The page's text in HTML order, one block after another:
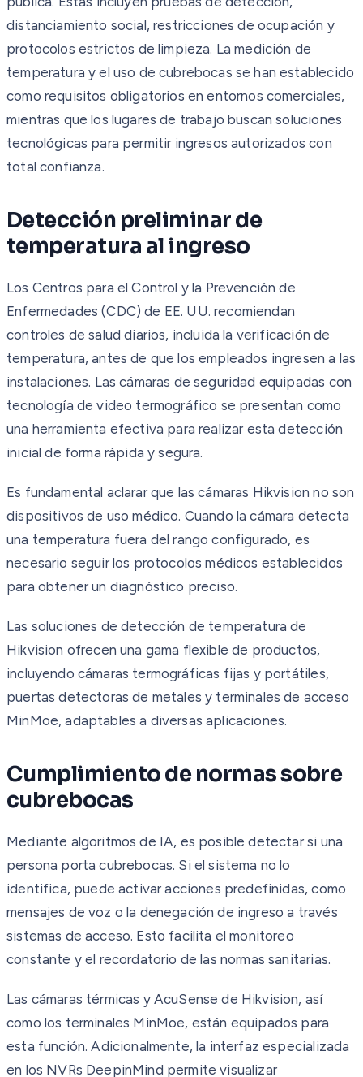
distanciamiento social, restricciones de ocupación y
protocolos estrictos de limpieza. La medición de
temperatura y el uso de cubrebocas se han establecido
como requisitos obligatorios en entornos comerciales,
mientras que los lugares de trabajo buscan soluciones
tecnológicas para permitir ingresos autorizados con
total confianza.
Detección preliminar de
temperatura al ingreso
Los Centros para el Control y la Prevención de
Enfermedades (CDC) de EE. UU. recomiendan
controles de salud diarios, incluida la verificación de
temperatura, antes de que los empleados ingresen a las
instalaciones. Las cámaras de seguridad equipadas con
tecnología de video termográfico se presentan como
una herramienta efectiva para realizar esta detección
inicial de forma rápida y segura.
Es fundamental aclarar que las cámaras Hikvision no son
dispositivos de uso médico. Cuando la cámara detecta
una temperatura fuera del rango configurado, es
necesario seguir los protocolos médicos establecidos
para obtener un diagnóstico preciso.
Las soluciones de detección de temperatura de
Hikvision ofrecen una gama flexible de productos,
incluyendo cámaras termográficas fijas y portátiles,
puertas detectoras de metales y terminales de acceso
MinMoe, adaptables a diversas aplicaciones.
Cumplimiento de normas sobre
cubrebocas
Mediante algoritmos de IA, es posible detectar si una
persona porta cubrebocas. Si el sistema no lo
identifica, puede activar acciones predefinidas, como
mensajes de voz o la denegación de ingreso a través
sistemas de acceso. Esto facilita el monitoreo
constante y el recordatorio de las normas sanitarias.
Las cámaras térmicas y AcuSense de Hikvision, así
como los terminales MinMoe, están equipados para
esta función. Adicionalmente, la interfaz especializada
en los NVRs DeepinMind permite visualizar